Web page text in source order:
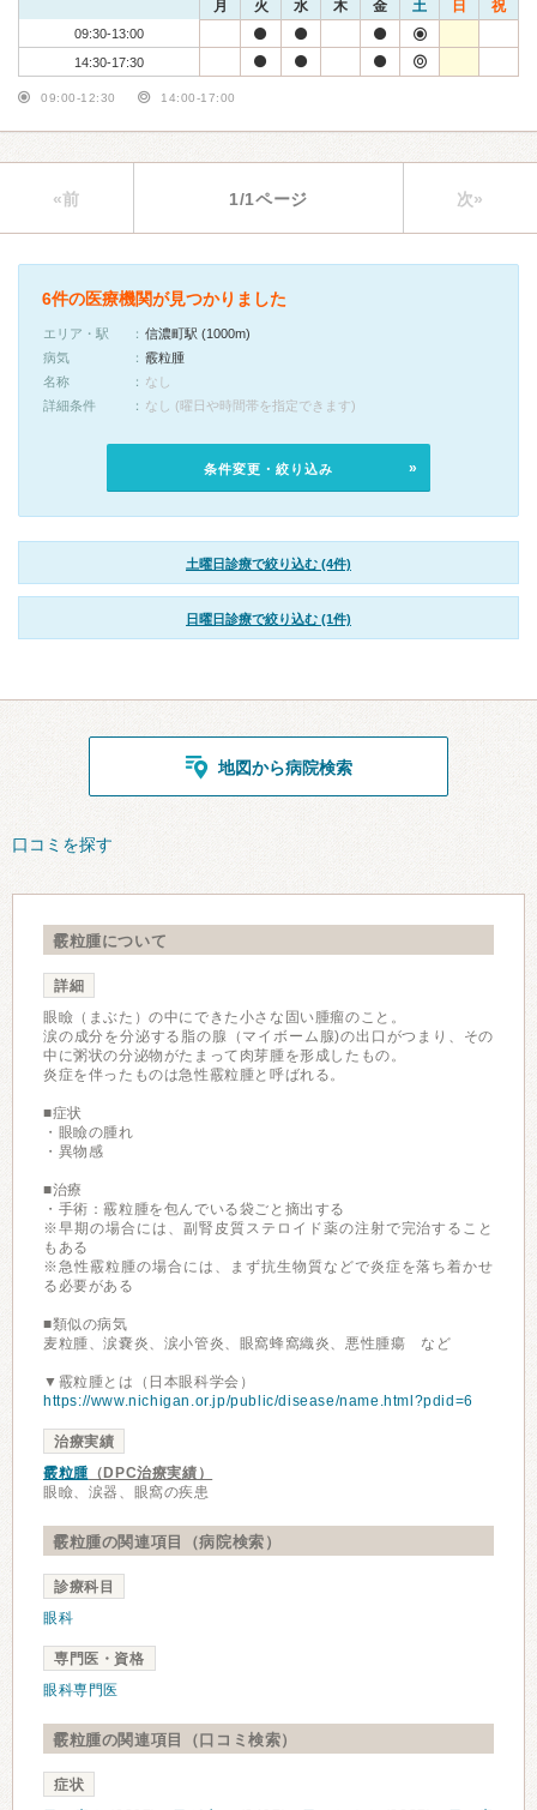
月 火 水 木 金 土 日 祝
09:30-13:00
14:30-17:30
09:00-12:30 14:00-17:00
«前 1/1ページ 次»
6件の医療機関が見つかりました
エリア・駅
信濃町駅 (1000m)
病気
霰粒腫
名称
なし
詳細条件
なし (曜日や時間帯を指定できます)
条件変更・絞り込み
土曜日診療で絞り込む (4件)
日曜日診療で絞り込む (1件)
地図から病院検索
口コミを探す
霰粒腫について
詳細
眼瞼（まぶた）の中にできた小さな固い腫瘤のこと。
涙の成分を分泌する脂の腺（マイボーム腺)の出口がつまり、その
中に粥状の分泌物がたまって肉芽腫を形成したもの。
炎症を伴ったものは急性霰粒腫と呼ばれる。
■症状
・眼瞼の腫れ
・異物感
■治療
・手術：霰粒腫を包んでいる袋ごと摘出する
※早期の場合には、副腎皮質ステロイド薬の注射で完治すること
もある
※急性霰粒腫の場合には、まず抗生物質などで炎症を落ち着かせ
る必要がある
■類似の病気
麦粒腫、涙嚢炎、涙小管炎、眼窩蜂窩織炎、悪性腫瘍 など
▼霰粒腫とは（日本眼科学会）
https://www.nichigan.or.jp/public/disease/name.html?pdid=6
治療実績
霰粒腫（DPC治療実績）
眼瞼、涙器、眼窩の疾患
霰粒腫の関連項目（病院検索）
診療科目
眼科
専門医・資格
眼科専門医
霰粒腫の関連項目（口コミ検索）
症状